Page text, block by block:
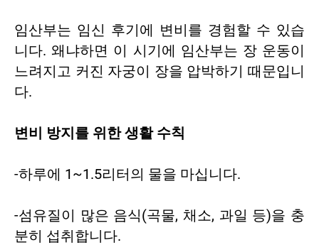
임산부는 임신 후기에 변비를 경험할 수 있습
니다. 왜냐하면 이 시기에 임산부는 장 운동이
느려지고 커진 자궁이 장을 압박하기 때문입니
다.
변비 방지를 위한 생활 수칙
-하루에 1~1.5리터의 물을 마십니다.
-섬유질이 많은 음식(곡물, 채소, 과일 등)을 충
분히 섭취합니다.